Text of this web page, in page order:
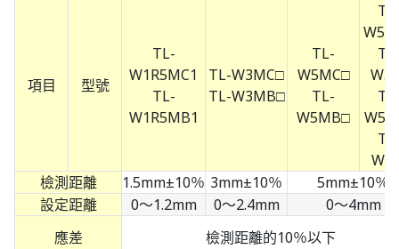
項目 型號
TL-
W1R5MC1
TL-
W1R5MB1
TL-W3MC□
TL-W3MB□
TL-
W5MC□
TL-
W5MB□
檢測距離
1.5mm±10％ 3mm±10％
5mm±10％
設定距離
0～1.2mm 0～2.4mm
0～4mm
應差
檢測距離的10％以下